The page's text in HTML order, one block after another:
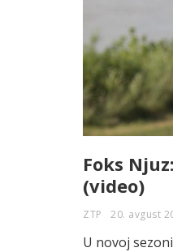
Foks
(video)
ZTP 20. avgust
U novoj